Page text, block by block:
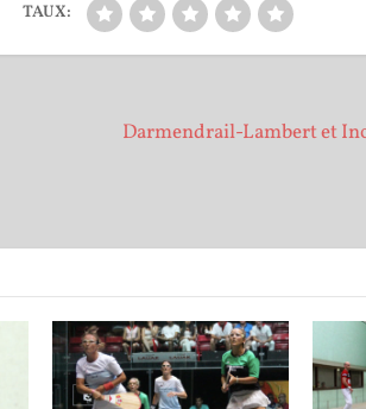
TAUX:
Darmendrail-Lambert et